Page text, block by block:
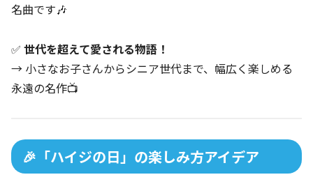
名曲です🎶
✅ 世代を超えて愛される物語！
→ 小さなお子さんからシニア世代まで、幅広く楽しめる
永遠の名作📺
🎉「ハイジの日」の楽しみ方アイデア